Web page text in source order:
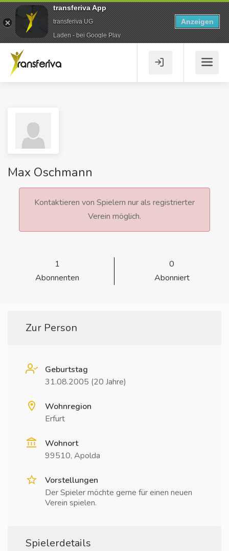
Max Oschmann
Kontaktieren von Spielern nur als registrierter
Verein möglich.
1
Abonnenten
0
Abonniert
Zur Person
Geburtstag
31.08.2005 (20 Jahre)
Wohnregion
Erfurt
Wohnort
99510, Apolda
Vorstellungen
Der Spieler möchte gerne für einen neuen
Verein spielen.
Spielerdetails
transferiva App
transferiva UG
Laden - bei Google Play
Anzeigen